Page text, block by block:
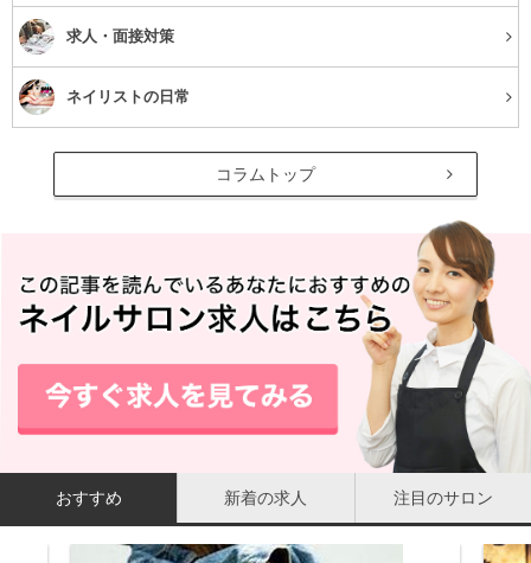
求人・面接対策
ネイリストの日常
コラムトップ
おすすめ 新着の求人 注目のサロン